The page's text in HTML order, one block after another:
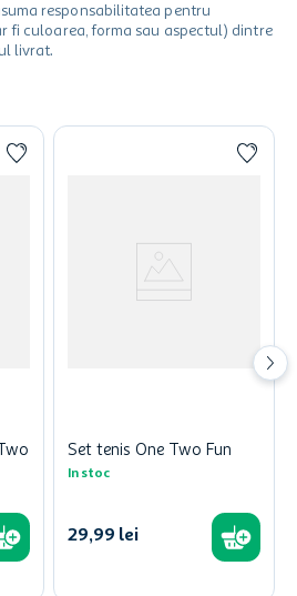
responsabilitatea pentru
fi culoarea, forma sau aspectul) dintre
livrat.
Set tenis One Two Fun
In stoc
29,99 lei